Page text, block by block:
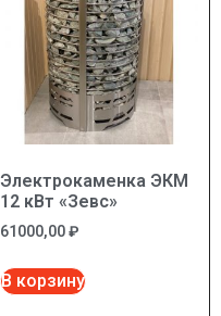
Электрокаменка ЭКМ
12 кВт «Зевс»
61000,00₽
В корзину